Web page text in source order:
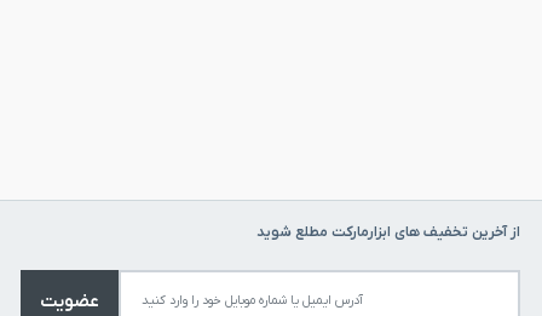
از آخرین تخفیف های ابزارمارکت مطلع شوید
عضویت